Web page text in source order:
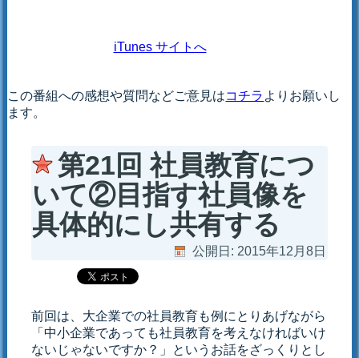
iTunes サイトへ
この番組への感想や質問などご意見はコチラ よりお願いし
ます。
第21回 社員教育につ
いて②目指す社員像を
具体的にし共有する
公開日: 2015年12月8日
前回は、大企業での社員教育も例にとりあげながら
「中小企業であっても社員教育を考えなければいけ
ないじゃないですか？」というお話をざっくりとし